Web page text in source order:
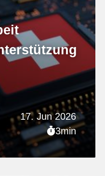
17. Jun 2026
3min